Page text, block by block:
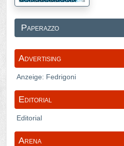
Paperazzo
Advertising
Anzeige: Fedrigoni
Editorial
Editorial
Arena